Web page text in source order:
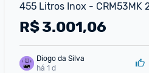
455 Litros Inox - CRM53MK
R$3.001,06
Diogo da Silva
há 1 d